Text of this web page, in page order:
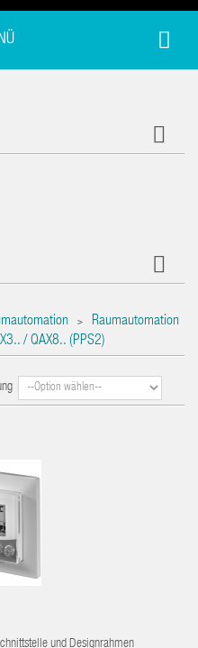
>
Raumautomation
/ QAX8.. (PPS2)
und Designrahmen